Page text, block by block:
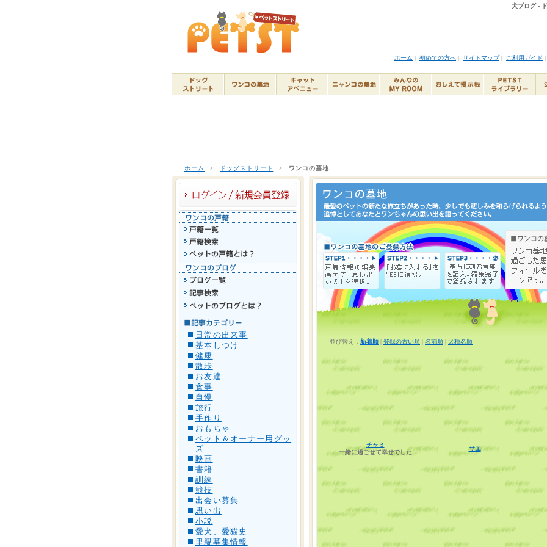
犬ブログ -
ホーム | 初めての方へ | サイトマップ| ご利用ガイド
ホーム > ドッグストリート > ワンコの墓地
日常の出来事
基本しつけ
健康
散歩
お友達
食事
自慢
旅行
手作り
おもちゃ
ペット＆オーナー用グッ
ズ
映画
書籍
訓練
競技
出会い募集
思い出
小説
愛犬、愛猫史
里親募集情報
並び替え： 新着順 | 登録の古い順 | 名前順 | 犬種名順
チャミ
一緒に過ごせて幸せでした
サエ